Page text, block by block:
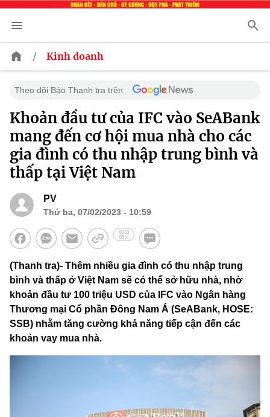
/ Kinh doanh
Theo dõi Báo Thanh tra trên
Khoản đầu tư của IFC vào SeABank
mang đến cơ hội mua nhà cho các
gia đình có thu nhập trung bình và
thấp tại Việt Nam
PV
Thứ ba, 07/02/2023 - 10:59
(Thanh tra)- Thêm nhiều gia đình có thu nhập trung
bình và thấp ở Việt Nam sẽ có thể sở hữu nhà, nhờ
khoản đầu tư 100 triệu USD của IFC vào Ngân hàng
Thương mại Cổ phần Đông Nam Á (SeABank, HOSE:
SSB) nhằm tăng cường khả năng tiếp cận đến các
khoản vay mua nhà.